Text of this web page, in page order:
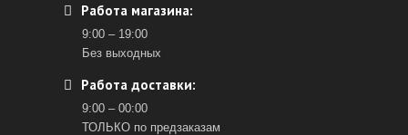
Работа магазина:
9:00 – 19:00
Без выходных
Работа доставки:
9:00 – 00:00
ТОЛЬКО по предзаказам